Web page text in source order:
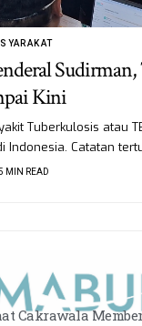
Kini
Tuberkulosis atau
Indonesia. Catatan
MIN READ
Cakrawala